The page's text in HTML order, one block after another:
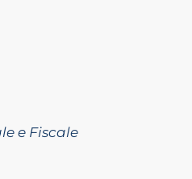
e Fiscale